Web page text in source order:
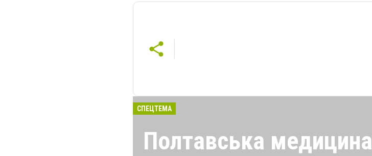
СПЕЦТЕМА
Полтавська медицина